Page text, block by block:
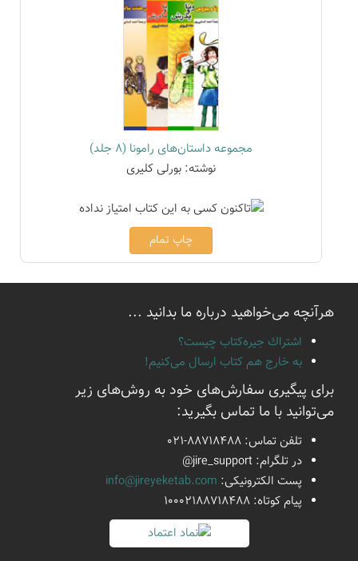
مجموعه داستان‌های رامونا (8 جلد)
نوشته: بورلی کلیری
چاپ تمام
هرآنچه می‌خواهید درباره ما بدانید ...
اشتراك جيره‌كتاب چيست؟
به خارج هم كتاب ارسال می‌كنیم!
برای پیگیری سفارش‌های خود به روش‌های زیر
می‌توانید با ما تماس بگیرید:
تلفن تماس: 021-88718488
در تلگرام: @jire_support
پست الكترونیكی: info@jireyeketab.com
پیام كوتاه: 10002188718488